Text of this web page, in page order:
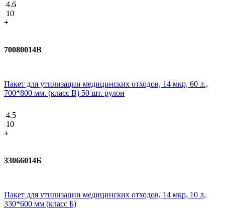
4.6
10
+
70080014В
Пакет для утилизации медицинских отходов, 14 мкр, 60 л.,
700*800 мм. (класс В) 50 шт. рулон
4.5
10
+
33066014Б
Пакет для утилизации медицинских отходов, 14 мкр, 10 л,
330*600 мм (класс Б)